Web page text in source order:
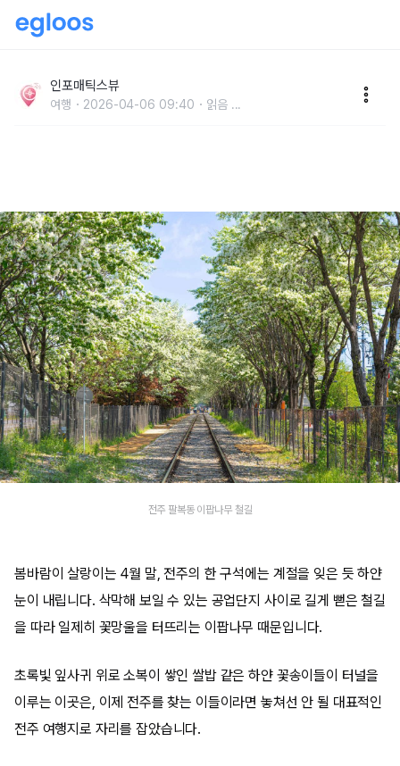
반전 매력 전주 팔복동 이팝나무 철길
인포매틱스뷰
여행 2026-04-06 09:40 읽음 ...
전주 팔복동 이팝나무 철길
봄바람이 살랑이는 4월 말, 전주의 한 구석에는 계절을 잊은 듯 하얀
눈이 내립니다. 삭막해 보일 수 있는 공업단지 사이로 길게 뻗은 철길
을 따라 일제히 꽃망울을 터뜨리는 이팝나무 때문입니다.
초록빛 잎사귀 위로 소복이 쌓인 쌀밥 같은 하얀 꽃송이들이 터널을
이루는 이곳은, 이제 전주를 찾는 이들이라면 놓쳐선 안 될 대표적인
전주 여행지로 자리를 잡았습니다.